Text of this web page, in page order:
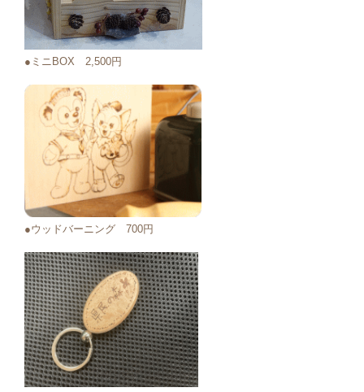
●ミニBOX 2,500円
●ウッドバーニング 700円